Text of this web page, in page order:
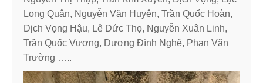
Long Quân, Nguyễn Văn Huyên, Trần Quốc Hoàn,
Dịch Vọng Hậu, Lê Dức Thọ, Nguyễn Xuân Linh,
Trần Quốc Vượng, Dương Đình Nghệ, Phan Văn
Trường …..